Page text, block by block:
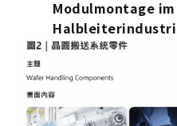
Modulmontage